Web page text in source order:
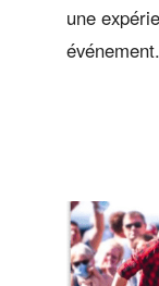
une
événement.